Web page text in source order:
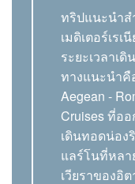
ทริปแนะนำส
เมดิเตอร์เร
ระยะเวลาเ
ทางแนะนำคื
Aegean -
Cruises ที่อ
เดินทอดน่อง
แลร์โนที่หลา
เวียราของอิ